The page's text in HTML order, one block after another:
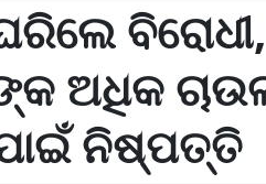
ଅଧିକ
ନିଷ୍ପତ୍ତି